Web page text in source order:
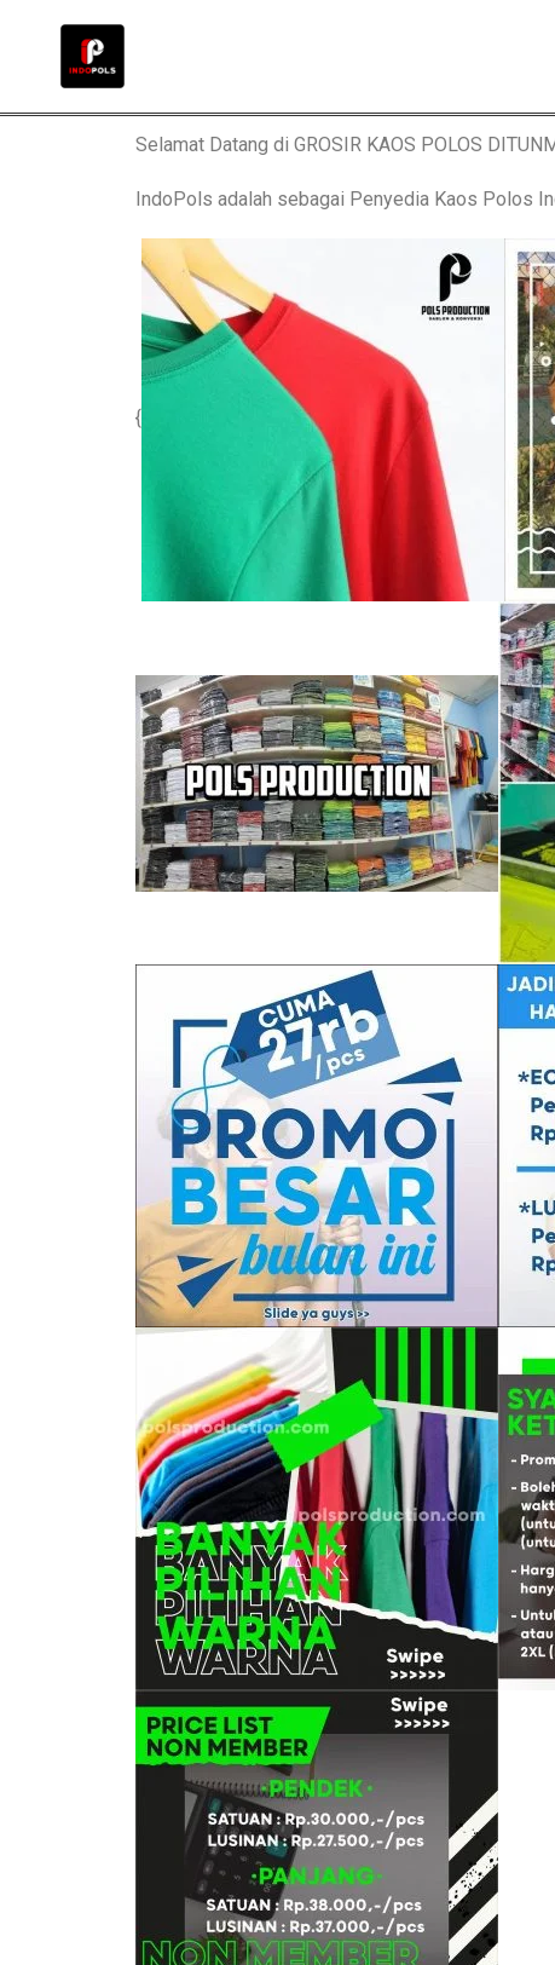
Selamat Datang di GROSIR KAOS POLOS
IndoPols adalah sebagai Penyedia Kaos Polos
{